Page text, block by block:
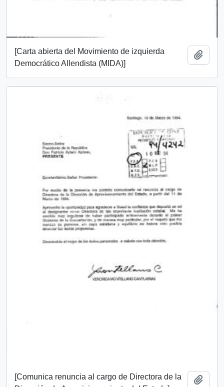
[Carta abierta del Movimiento de izquierda
Democrático Allendista (MIDA)]
[Comunica renuncia al cargo de Directora de la